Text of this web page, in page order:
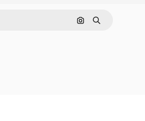
Cerca per immagine
Ricerca